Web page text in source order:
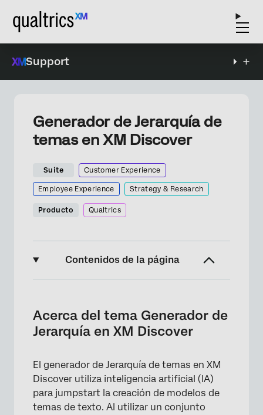
Support
Generador de Jerarquía de
temas en XM Discover
Suite Customer Experience
Employee Experience Strategy & Research
Producto Qualtrics
Contenidos de la página
Permisos necesarios
Jerarquía de temas
Acerca del tema Generador de
Jerarquía en XM Discover
El generador de Jerarquía de temas en XM
Discover utiliza inteligencia artificial (IA)
para jumpstart la creación de modelos de
temas de texto. Al utilizar un conjunto